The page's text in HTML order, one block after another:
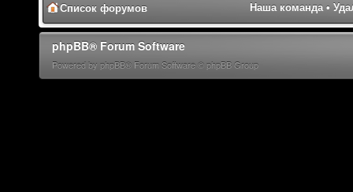
Список форумов Наша команда •
phpBB® Forum Software
Powered by phpBB® Forum Software © phpBB Group